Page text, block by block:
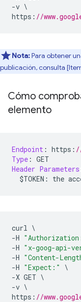
-v \
https : //
Nota:Para obtener
publicación, consulta
Cómo
elemento
Endpoint : https :
Type : GET
Header Parameters
$TOKEN : the
curl \
-H "Authorization:
-H "x-goog-api-
-H "Content-
-H "Expect:"
\
-X GET \
-v \
https : //